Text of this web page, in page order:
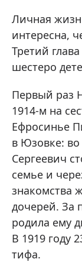
Личная
интересна,
Третий
шестеро
Первый раз
1914-м на
Ефросинье
в Юзовке:
Сергеевич
семье и
знакомства
дочерей. За
родила ему
В 1919 году
тифа.